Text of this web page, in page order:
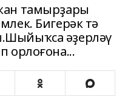
тамырҙары
Бигерәк тә
әҙерләү
орлоғона...